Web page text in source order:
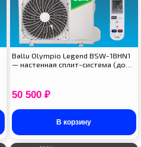
Ballu Olympio Legend BSW-18HN1
— настенная сплит-система (до…
50 500 ₽
В корзину